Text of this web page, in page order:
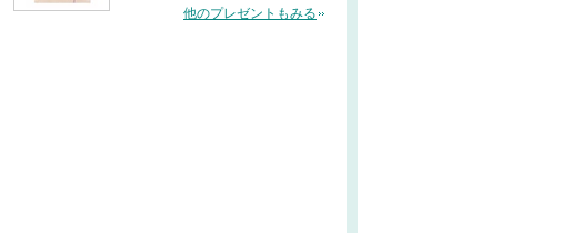
他のプレゼントもみる